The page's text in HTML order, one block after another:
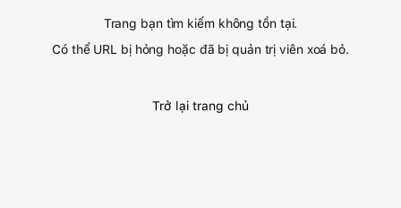
Trang bạn tìm kiếm không tồn tại.
Có thể URL bị hỏng hoặc đã bị quản trị viên xoá bỏ.
Trở lại trang chủ